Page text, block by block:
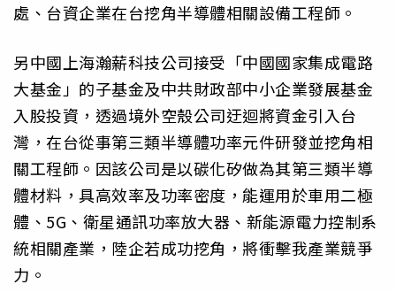
處、台資企業在台挖角半導體相關設備工程師。
另中國上海瀚薪科技公司接受「中國國家集成電路
大基金」的子基金及中共財政部中小企業發展基金
入股投資，透過境外空殼公司迂迴將資金引入台
灣，在台從事第三類半導體功率元件研發並挖角相
關工程師。因該公司是以碳化矽做為其第三類半導
體材料，具高效率及功率密度，能運用於車用二極
體、5G、衛星通訊功率放大器、新能源電力控制系
統相關產業，陸企若成功挖角，將衝擊我產業競爭
力。